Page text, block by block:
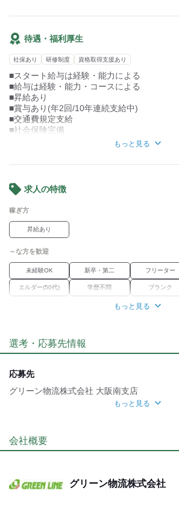
20代～50歳まで幅広く活躍中
未経験の方や男女問わず採用しています♪
（採用担当より）
待遇・福利厚生
社保あり 研修制度 資格取得支援あり
■スタート給与は経験・能力による
■給与は経験・能力・コースによる
■昇給あり
■賞与あり(年2回/10年連続支給中)
■交通費規定支給
■社会保険完備
■車・バイク・自転車通勤OK
■資格取得支援制度あり(10t免許など)
■社内教育体制あり
■試用期間あり(3ヵ月/給与同じ)
■定年後の再雇用制度あり
■屋内原則禁煙（屋外喫煙可能）
もっと見る
求人の特徴
稼ぎ方
昇給あり
～な方を歓迎
未経験OK 新卒・第二 フリーター
エルダー(50代) 学歴不問 ブランク
正社員経験不問
車通勤OK バイク通勤OK
交通費有 社保あり
髪自由
もっと見る
選考・応募先情報
応募先
グリーン物流株式会社 大阪南支店
▼カンタンweb応募！24時間受付中！
※【応募ボタン】よりご応募ください。
▼TELからのご応募、お問い合わせについて
※受付時間 9：00～18：00
もっと見る
会社概要
グリーン物流株式会社